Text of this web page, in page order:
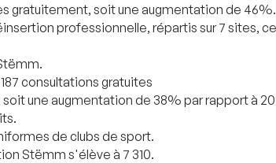
gratuitement, soit une augmentation de 46%.
professionnelle, répartis sur 7 sites,
consultations gratuites
une augmentation de 38% par rapport à
de clubs de sport.
Stëmm s'élève à 7 310.